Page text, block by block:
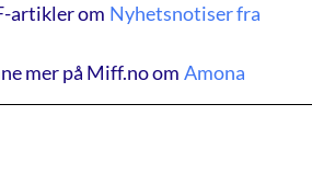
artikler om Nyhetsnotiser fra
mer på Miff.no om Amona